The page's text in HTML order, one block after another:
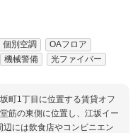
個別空調
OAフロア
機械警備 光ファイバー
町1丁目に位置する賃貸オフ
筋の東側に位置し、江坂イー
には飲食店やコンビニエン